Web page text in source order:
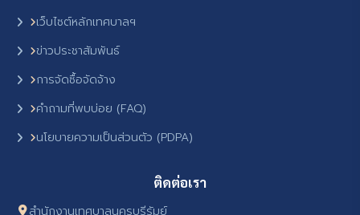
เว็บไซต์หลักเทศบาลฯ
ข่าวประชาสัมพันธ์
การจัดซื้อจัดจ้าง
คำถามที่พบบ่อย (FAQ)
นโยบายความเป็นส่วนตัว (PDPA)
ติดต่อเรา
สำนักงานเทศบาลนครบุรีรัมย์